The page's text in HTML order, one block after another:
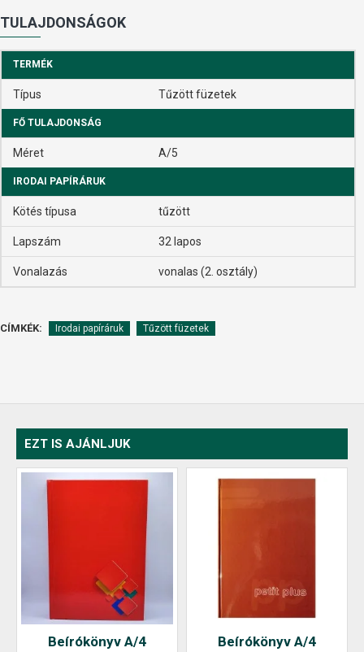
TULAJDONSÁGOK
TERMÉK
Típus Tűzött füzetek
FŐ TULAJDONSÁG
Méret A/5
IRODAI PAPÍRÁRUK
Kötés típusa tűzött
Lapszám 32 lapos
Vonalazás vonalas (2. osztály)
CÍMKÉK: Irodai papíráruk Tűzött füzetek
EZT IS AJÁNLJUK
Beírókönyv A/4
Beírókönyv A/4